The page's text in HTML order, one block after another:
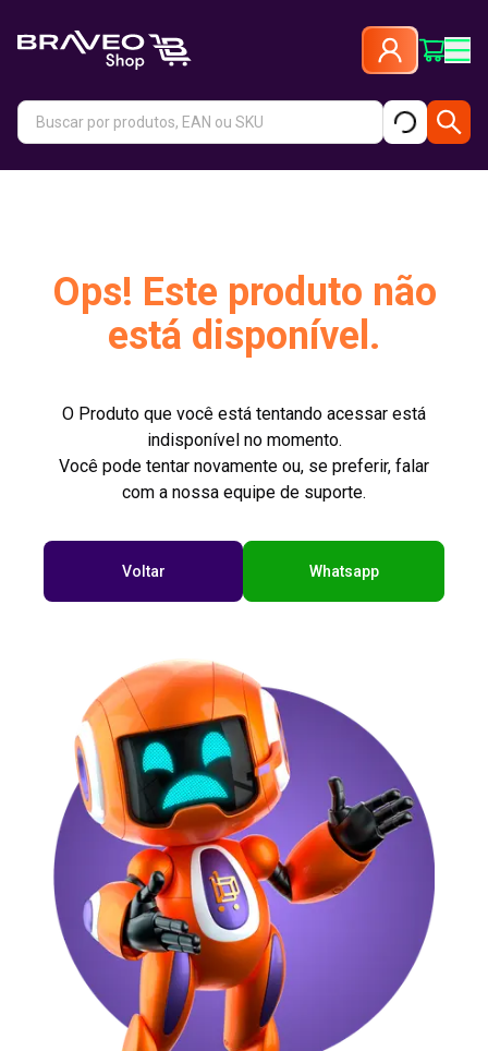
Ops! Este produto não
está disponível.
O Produto que você está tentando acessar está
indisponível no momento.
Você pode tentar novamente ou, se preferir, falar
com a nossa equipe de suporte.
Voltar Whatsapp